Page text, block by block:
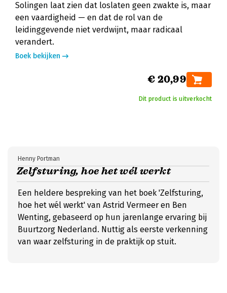
Solingen laat zien dat loslaten geen zwakte is, maar
een vaardigheid — en dat de rol van de
leidinggevende niet verdwijnt, maar radicaal
verandert.
Boek bekijken
€ 20,99
Dit product is uitverkocht
Zelfsturing, hoe het wél werkt
Henny Portman
Een heldere bespreking van het boek 'Zelfsturing,
hoe het wél werkt' van Astrid Vermeer en Ben
Wenting, gebaseerd op hun jarenlange ervaring bij
Buurtzorg Nederland. Nuttig als eerste verkenning
van waar zelfsturing in de praktijk op stuit.